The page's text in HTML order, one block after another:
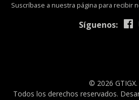
Suscríbase a nuestra página para recibir
Síguenos:
© 2026 GTIGX.
Todos los derechos reservados.